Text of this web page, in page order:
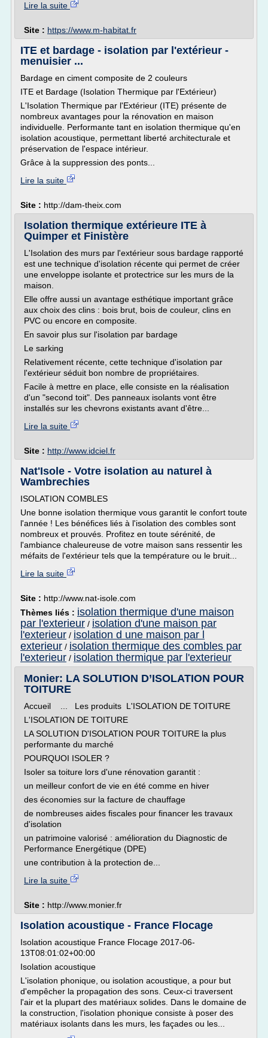
Lire la suite
Site : https://www.m-habitat.fr
ITE et bardage - isolation par l'extérieur -
menuisier ...
Bardage en ciment composite de 2 couleurs
ITE et Bardage (Isolation Thermique par l'Extérieur)
L'Isolation Thermique par l'Extérieur (ITE) présente de
nombreux avantages pour la rénovation en maison
individuelle. Performante tant en isolation thermique qu'en
isolation acoustique, permettant liberté architecturale et
préservation de l'espace intérieur.
Grâce à la suppression des ponts...
Lire la suite
Site : http://dam-theix.com
Isolation thermique extérieure ITE à
Quimper et Finistère
L'Isolation des murs par l'extérieur sous bardage rapporté
est une technique d'isolation récente qui permet de créer
une enveloppe isolante et protectrice sur les murs de la
maison.
Elle offre aussi un avantage esthétique important grâce
aux choix des clins : bois brut, bois de couleur, clins en
PVC ou encore en composite.
En savoir plus sur l'isolation par bardage
Le sarking
Relativement récente, cette technique d'isolation par
l'extérieur séduit bon nombre de propriétaires.
Facile à mettre en place, elle consiste en la réalisation
d'un "second toit". Des panneaux isolants vont être
installés sur les chevrons existants avant d'être...
Lire la suite
Site : http://www.idciel.fr
Nat'Isole - Votre isolation au naturel à
Wambrechies
ISOLATION COMBLES
Une bonne isolation thermique vous garantit le confort toute
l'année ! Les bénéfices liés à l'isolation des combles sont
nombreux et prouvés. Profitez en toute sérénité, de
l'ambiance chaleureuse de votre maison sans ressentir les
méfaits de l'extérieur tels que la température ou le bruit...
Lire la suite
Site : http://www.nat-isole.com
Thèmes liés : isolation thermique d'une maison
par l'exterieur / isolation d'une maison par
l'exterieur / isolation d une maison par l
exterieur / isolation thermique des combles par
l'exterieur / isolation thermique par l'exterieur
Monier: LA SOLUTION D’ISOLATION POUR
TOITURE
Accueil ... Les produits L'ISOLATION DE TOITURE
L'ISOLATION DE TOITURE
LA SOLUTION D'ISOLATION POUR TOITURE la plus
performante du marché
POURQUOI ISOLER ?
Isoler sa toiture lors d'une rénovation garantit :
un meilleur confort de vie en été comme en hiver
des économies sur la facture de chauffage
de nombreuses aides fiscales pour financer les travaux
d'isolation
un patrimoine valorisé : amélioration du Diagnostic de
Performance Energétique (DPE)
une contribution à la protection de...
Lire la suite
Site : http://www.monier.fr
Isolation acoustique - France Flocage
Isolation acoustique France Flocage 2017-06-
13T08:01:02+00:00
Isolation acoustique
L'isolation phonique, ou isolation acoustique, a pour but
d'empêcher la propagation des sons. Ceux-ci traversent
l'air et la plupart des matériaux solides. Dans le domaine de
la construction, l'isolation phonique consiste à poser des
matériaux isolants dans les murs, les façades ou les...